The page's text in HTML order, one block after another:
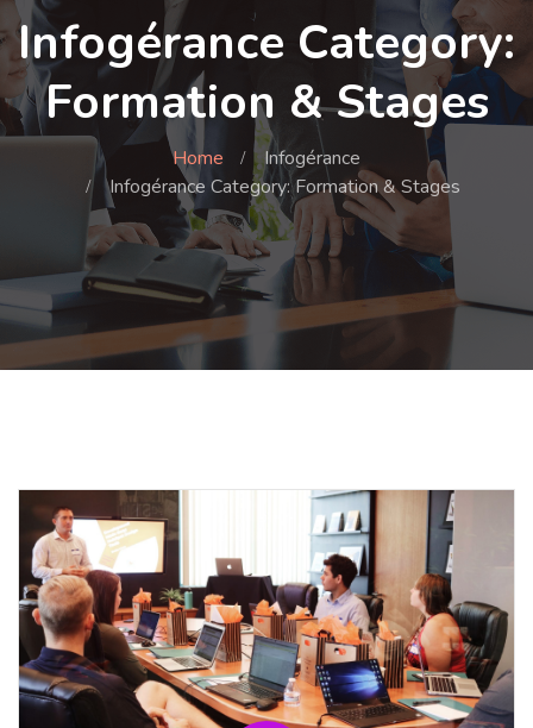
Infogérance Category:
Formation & Stages
Home
Infogérance
Infogérance Category: Formation & Stages